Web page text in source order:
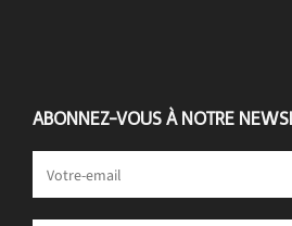
ABONNEZ-VOUS À NOTRE